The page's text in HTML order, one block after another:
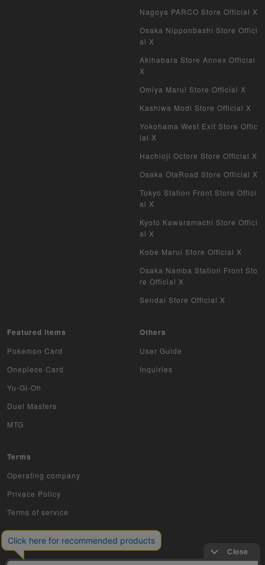
Nagoya PARCO Store Official X
Osaka Nipponbashi Store Offici
al X
Akihabara Store Annex Official
X
Omiya Marui Store Official X
Kashiwa Modi Store Official X
Yokohama West Exit Store Offic
ial X
Hachioji Octore Store Official X
Osaka OtaRoad Store Official X
Tokyo Station Front Store Offici
al X
Kyoto Kawaramachi Store Offici
al X
Kobe Marui Store Official X
Osaka Namba Station Front Sto
re Official X
Sendai Store Official X
Featured items
Pokemon Card
Onepiece Card
Yu-Gi-Oh
Duel Masters
MTG
Others
User Guide
Inquiries
Terms
Operating company
Privace Policy
Terms of service